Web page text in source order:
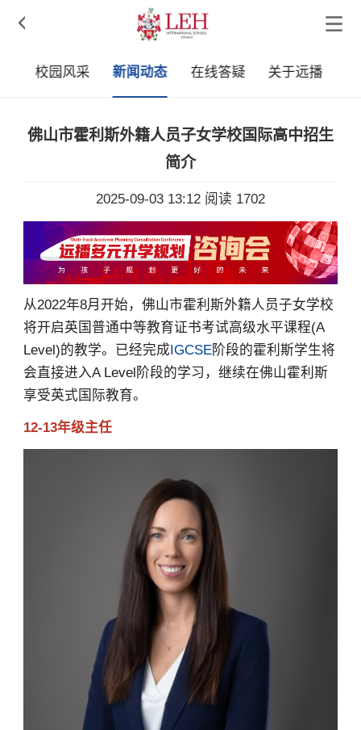

校园风采 新闻动态 在线答疑 关于远播
佛山市霍利斯外籍人员子女学校国际高中招生
简介
2025-09-03 13:12 阅读 1702
从2022年8月开始，佛山市霍利斯外籍人员子女学校
将开启英国普通中等教育证书考试高级水平课程(A
Level)的教学。已经完成 IGCSE阶段的霍利斯学生将
会直接进入A Level阶段的学习，继续在佛山霍利斯
享受英式国际教育。
12-13年级主任